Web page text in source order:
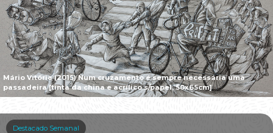
Mário Vitória (2015) Num cruzamento é sempre necessária uma
passadeira [tinta da china e acrílico s/papel, 50x65cm]
Destacado Semanal